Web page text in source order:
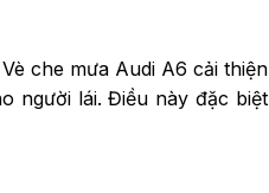
che mưa Audi A6 cải thiện
người lái. Điều này đặc biệt